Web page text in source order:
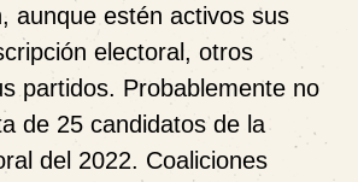
aunque estén activos sus
electoral, otros
partidos. Probablemente no
de 25 candidatos de la
del 2022. Coaliciones